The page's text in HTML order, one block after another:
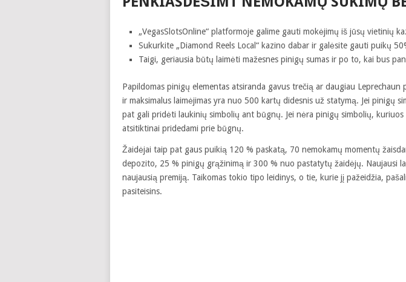
„VegasSlotsOnline“ platformoje galime gauti mokėjimų iš jūsų vietinių
Sukurkite „Diamond Reels Local“ kazino dabar ir galėsite gauti puikų
Taigi, geriausia būtų laimėti mažesnes pinigų sumas ir po to, kai bus
Papildomas pinigų elementas atsiranda gavus trečią ar daugiau
ir maksimalus laimėjimas yra nuo 500 kartų didesnis už statymą. Jei pinigų
pat gali pridėti laukinių simbolių ant būgnų. Jei nėra pinigų simbolių,
atsitiktinai pridedami prie būgnų.
Žaidėjai taip pat gaus puikią 120 % paskatą, 70 nemokamų momentų
depozito, 25 % pinigų grąžinimą ir 300 % nuo pastatytų žaidėjų. Naujausi
naujausią premiją. Taikomas tokio tipo leidinys, o tie, kurie jį pažeidžia,
pasiteisins.